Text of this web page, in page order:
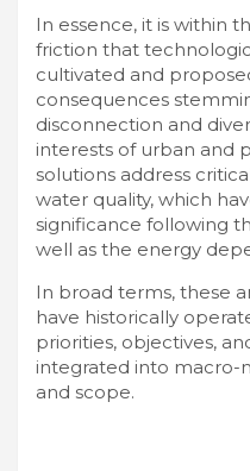
In essence, it is within
friction that
cultivated and
consequences
disconnection and
interests of urban and
solutions address
water quality, which
significance following
well as the energy
In broad terms, these
have historically
priorities, objectives,
integrated into macro-
and scope.